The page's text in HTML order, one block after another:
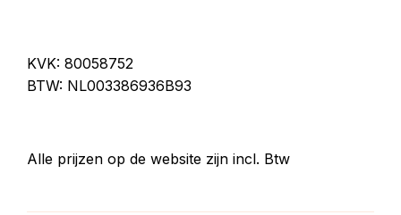
KVK: 80058752
BTW: NL003386936B93
Alle prijzen op de website zijn incl. Btw